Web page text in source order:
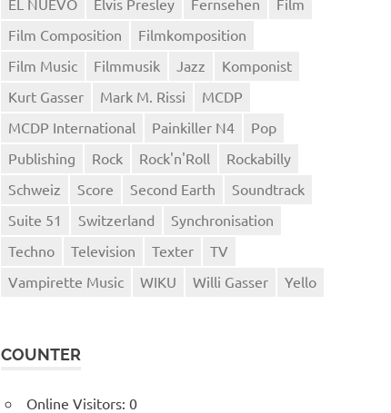
EL NUEVO
Elvis Presley Fernsehen
Film
Film Composition
Filmkomposition
Film Music
Filmmusik Jazz
Komponist
Kurt Gasser
Mark M. Rissi
MCDP
MCDP International
Painkiller N4
Pop
Publishing
Rock Rock'n'Roll
Rockabilly
Schweiz
Score Second Earth
Soundtrack
Suite 51
Switzerland
Synchronisation
Techno
Television Texter
TV
Vampirette Music
WIKU Willi Gasser Yello
COUNTER
Online Visitors: 0